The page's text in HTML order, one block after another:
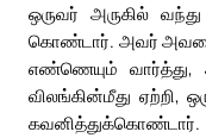
ஒருவர் அருகில்
கொண்டார். அவர் அவரை
எண்ணெயும்
விலங்கின்மீது ஏற்றி,
கவனித்துக்கொண்டார்.